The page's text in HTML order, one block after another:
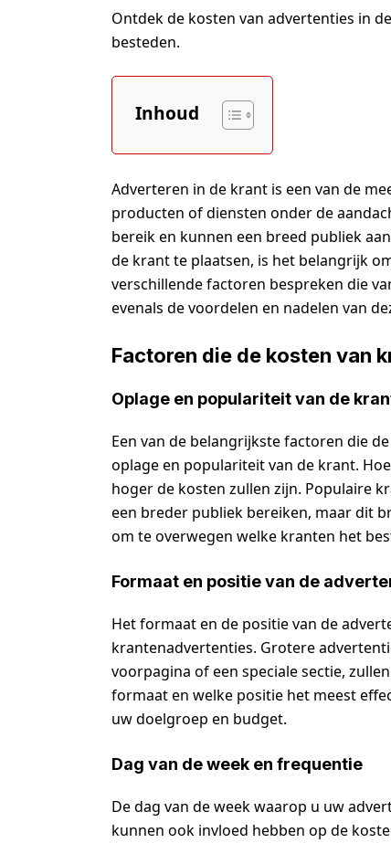
Ontdek de kosten van advertenties in
besteden.
Inhoud
Adverteren in de krant is een van de
producten of diensten onder de
bereik en kunnen een breed publiek
de krant te plaatsen, is het belangrijk
verschillende factoren bespreken die
evenals de voordelen en nadelen van
Factoren die de kosten van
Oplage en populariteit van de
Een van de belangrijkste factoren die
oplage en populariteit van de krant.
hoger de kosten zullen zijn. Populaire
een breder publiek bereiken, maar dit
om te overwegen welke kranten het
Formaat en positie van de
Het formaat en de positie van de
krantenadvertenties. Grotere
voorpagina of een speciale sectie,
formaat en welke positie het meest
uw doelgroep en budget.
Dag van de week en frequentie
De dag van de week waarop u uw
kunnen ook invloed hebben op de